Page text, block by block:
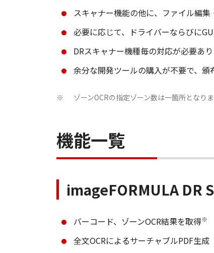
スキャナー機能の他に、ファイル編集
必要に応じて、ドライバーならびに
DRスキャナー機種毎の対応が必要あり
余分な開発ツールの購入が不要で、頒
※ ゾーンOCRの指定ゾーン数は一箇所となり
機能一覧
imageFORMULA DR
バーコード、ゾーンOCR結果を取得※
全文OCRによるサーチャブルPDF生成